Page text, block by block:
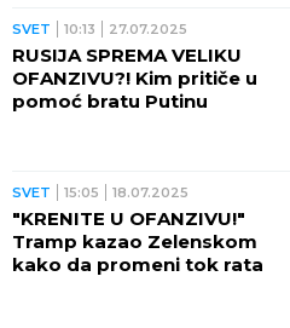
SVET 10:13 27.07.2025
RUSIJA SPREMA VELIKU
OFANZIVU?! Kim pritiče u
pomoć bratu Putinu
SVET 15:05 18.07.2025
"KRENITE U OFANZIVU!"
Tramp kazao Zelenskom
kako da promeni tok rata